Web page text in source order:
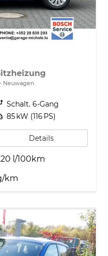
Neuwagen
Getriebe Schalt. 6-Gang
85 kW (116 PS)
Details
l/100km
km